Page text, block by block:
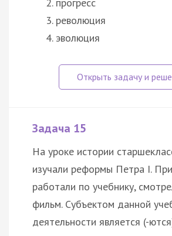
революция
эволюция
Задача 15
На уроке истории
изучали реформы Петра I.
работали по учебнику,
фильм. Субъектом данной
деятельности является (-